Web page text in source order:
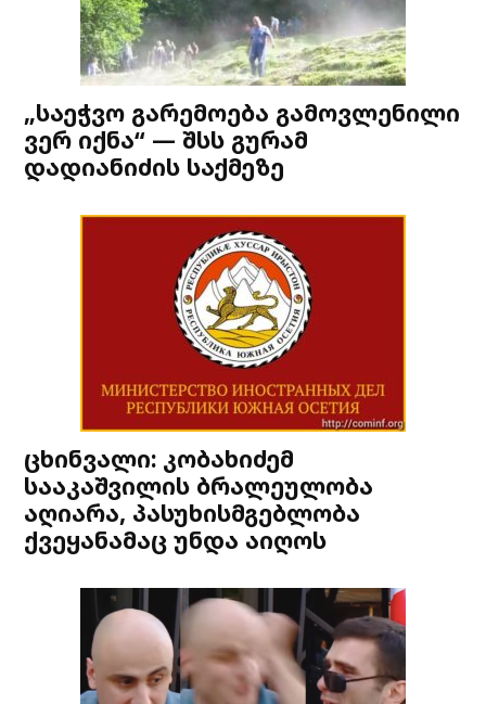
„საეჭვო გარემოება გამოვლენილი
ვერ იქნა“ — შსს გურამ
დადიანიძის საქმეზე
ცხინვალი: კობახიძემ
სააკაშვილის ბრალეულობა
აღიარა, პასუხისმგებლობა
ქვეყანამაც უნდა აიღოს